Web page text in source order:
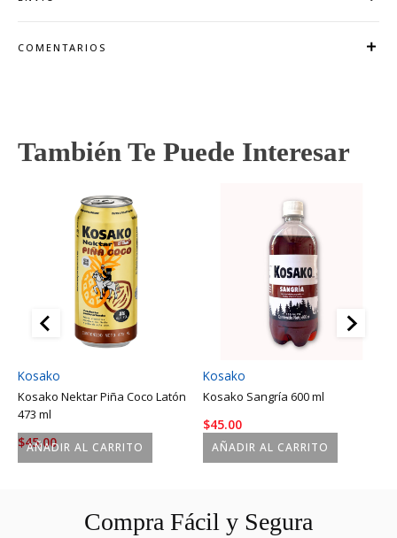
COMENTARIOS
También Te Puede Interesar
AÑADIR AL CARRITO
Kosako
Kosako Nektar Piña Coco Latón
473 ml
$45.00 AÑADIR AL CARRITO
Kosako
Kosako Sangría 600 ml
$45.00
Compra Fácil y Segura